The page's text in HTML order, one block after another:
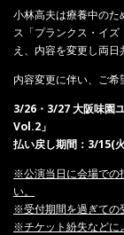
小林高夫は療養中の
ス「プランクス・イ
え、内容を変更し両日
内容変更に伴い、ご希
3/26・3/27 大阪味園
Vol.2」
払い戻し期間：3/15(火
※公演当日に会場での
い。
※受付期間を過ぎての
※チケット紛失などに